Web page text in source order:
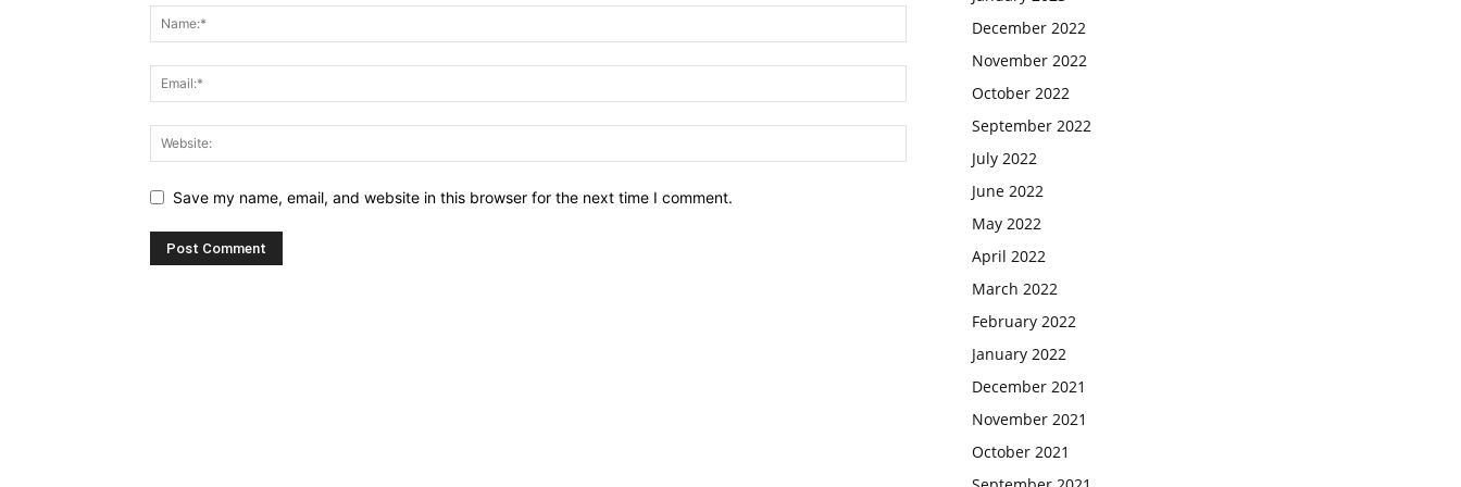
Save my name, email, and website in this browser for the next time I comment.
December 2022
November 2022
October 2022
September 2022
July 2022
June 2022
May 2022
April 2022
March 2022
February 2022
January 2022
December 2021
November 2021
October 2021